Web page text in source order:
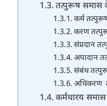
तत्पुरूष समास
कर्म
करण
संप्रदान
अपादान
संबंध
अधिकरण
कर्मधारय